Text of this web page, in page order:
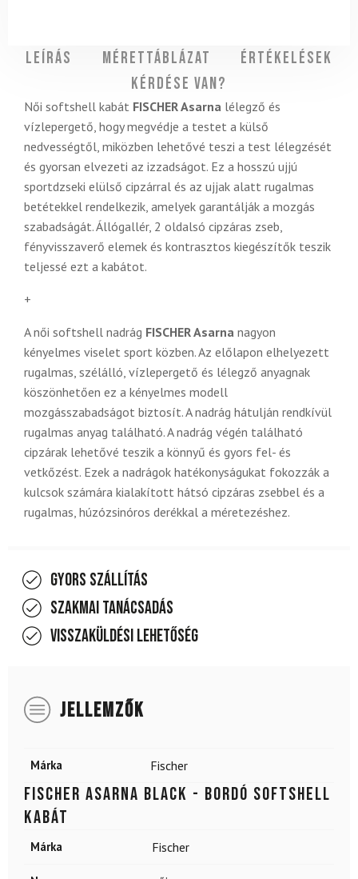
Leírás Mérettáblázat
Értékelések
Kérdése van?
Női softshell kabát FISCHER Asarna lélegző és
vízlepergető, hogy megvédje a testet a külső
nedvességtől, miközben lehetővé teszi a test lélegzését
és gyorsan elvezeti az izzadságot. Ez a hosszú ujjú
sportdzseki elülső cipzárral és az ujjak alatt rugalmas
betétekkel rendelkezik, amelyek garantálják a mozgás
szabadságát. Állógallér, 2 oldalsó cipzáras zseb,
fényvisszaverő elemek és kontrasztos kiegészítők teszik
teljessé ezt a kabátot.
+
A női softshell nadrág FISCHER Asarna nagyon
kényelmes viselet sport közben. Az előlapon elhelyezett
rugalmas, szélálló, vízlepergető és lélegző anyagnak
köszönhetően ez a kényelmes modell
mozgásszabadságot biztosít. A nadrág hátulján rendkívül
rugalmas anyag található. A nadrág végén található
cipzárak lehetővé teszik a könnyű és gyors fel- és
vetkőzést. Ezek a nadrágok hatékonyságukat fokozzák a
kulcsok számára kialakított hátsó cipzáras zsebbel és a
rugalmas, húzózsinóros derékkal a méretezéshez.
Gyors szállítás
Szakmai tanácsadás
Visszaküldési lehetőség
JELLEMZŐK
Márka Fischer
FISCHER Asarna Black - bordó softshell
kabát
Márka Fischer